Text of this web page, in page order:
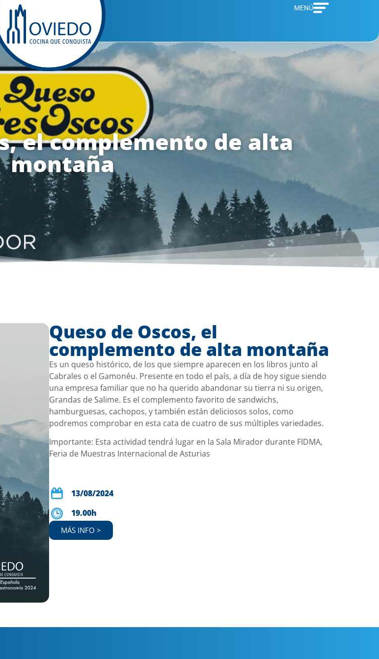
MENÚ
el complemento de alta
montaña
Queso de Oscos, el
complemento de alta montaña
Es un queso histórico, de los que siempre aparecen en los libros junto al
Cabrales o el Gamonéu. Presente en todo el país, a día de hoy sigue siendo
una empresa familiar que no ha querido abandonar su tierra ni su origen,
Grandas de Salime. Es el complemento favorito de sandwichs,
hamburguesas, cachopos, y también están deliciosos solos, como
podremos comprobar en esta cata de cuatro de sus múltiples variedades.
Importante: Esta actividad tendrá lugar en la Sala Mirador durante FIDMA,
Feria de Muestras Internacional de Asturias
13/08/2024
19.00h
MÁS INFO >